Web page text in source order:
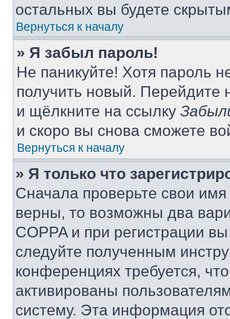
остальных вы будете
Вернуться к началу
» Я забыл пароль!
Не паникуйте! Хотя пароль
получить новый. Перейдите
и щёлкните на ссылку
и скоро вы снова сможете
Вернуться к началу
» Я только что
Сначала проверьте свои
верны, то возможны два
COPPA и при регистрации
следуйте полученным
конференциях требуется,
активированы
систему. Эта информация